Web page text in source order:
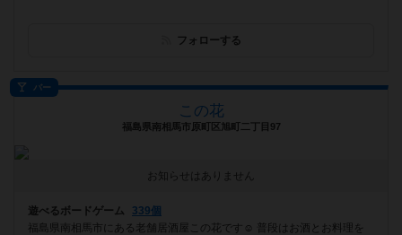
フォローする
バー
この花
福島県南相馬市原町区旭町二丁目97
お知らせはありません
遊べるボードゲーム
339個
福島県南相馬市にある老舗居酒屋この花です☺️ 普段はお酒とお料理を